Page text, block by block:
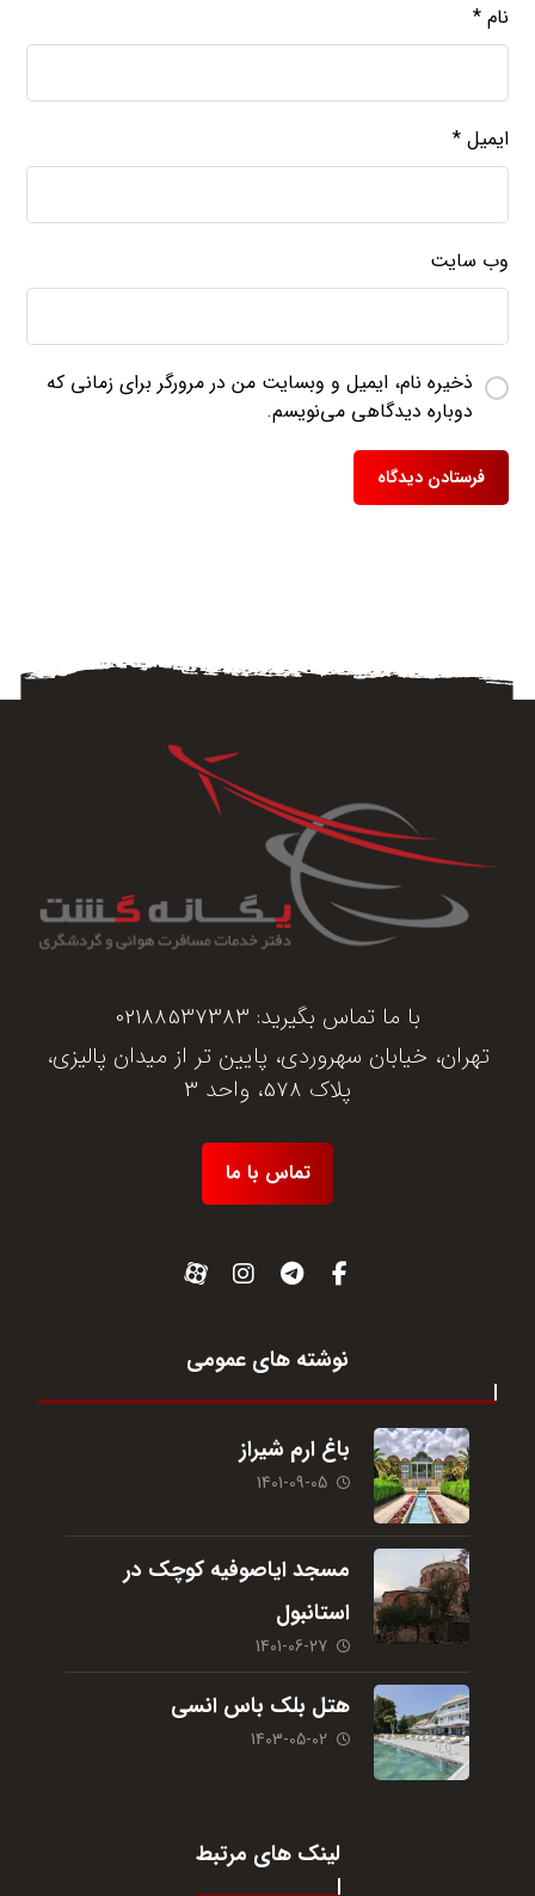
نام*
ایمیل*
وب‌ سایت
ذخیره نام، ایمیل و وبسایت من در مرورگر برای زمانی که
دوباره دیدگاهی می‌نویسم.
با ما تماس بگیرید: 02188537383
تهران، خیابان سهروردی، پایین تر از میدان پالیزی،
پلاک 578، واحد 3
تماس با ما
نوشته های عمومی
باغ ارم شیراز
1401-09-05
مسجد ایاصوفیه کوچک در
استانبول
1401-06-27
هتل بلک باس انسی
1403-05-02
لینک های مرتبط